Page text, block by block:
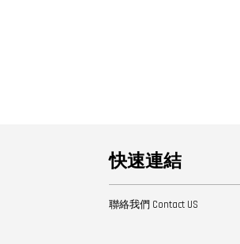
快速連結
聯絡我們 Contact US